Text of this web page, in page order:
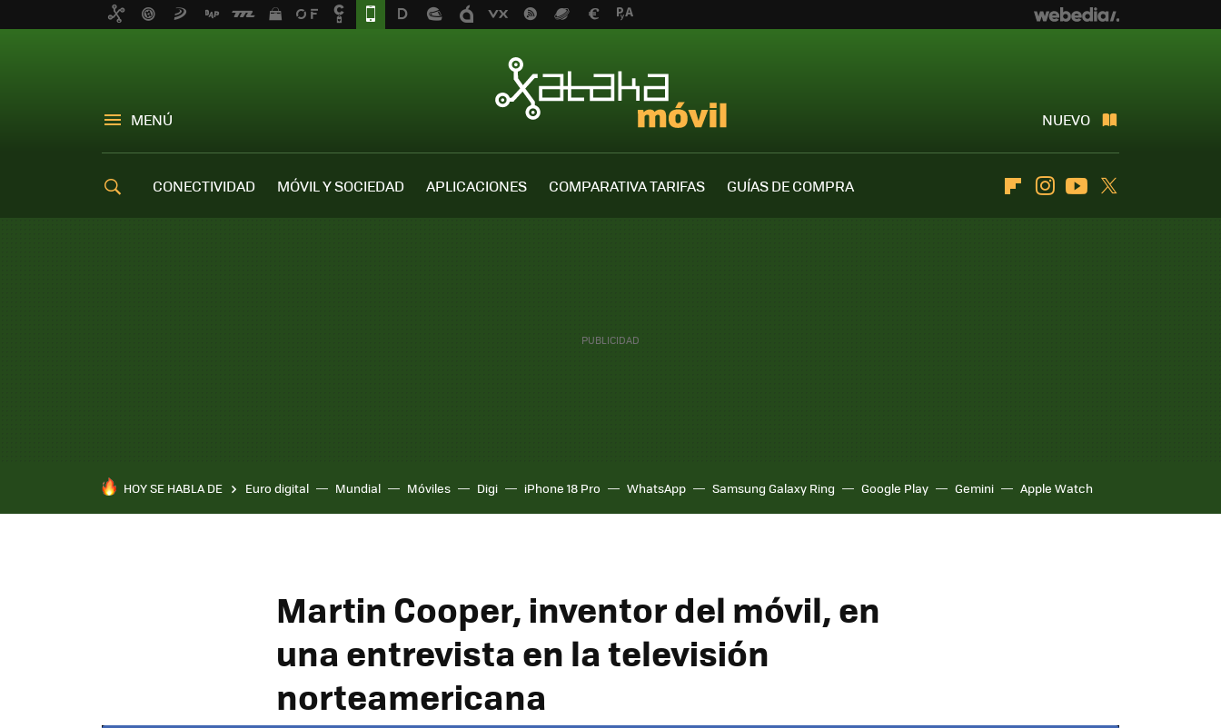
MENÚ NUEVO
CONECTIVIDAD MÓVIL Y SOCIEDAD APLICACIONES COMPARATIVA TARIFAS
GUÍAS DE COMPRA
FlipboardInstagramYoutube
HOY SE HABLA DE Euro digital Mundial Móviles Digi iPhone 18 Pro WhatsApp Samsung Galaxy Ring Google Play Gemini Apple Watch
Martin Cooper, inventor del móvil, en
una entrevista en la televisión
norteamericana